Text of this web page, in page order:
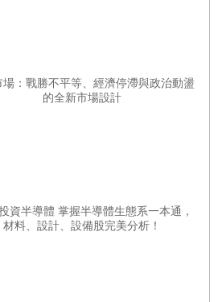
態，而不是往內看。我們平日被種
一定程度上取決於個人的主觀品
美妙使得遊戲與其他媒體不同，玩
周遭環境裡，不必乖乖順從劇本
過電腦鍵盤、塑膠代幣或肢體運
只需一個單一的互動，就能讓旁觀
玩家。
我們有義務讓這樣的決策過程變得
沒有這麼容易。例如我不會誇下海
中午要吃什麼，就一定能做出一款
場：戰勝不平等、經濟停滯與政治動盪
的全新市場設計
資半導體 掌握半導體生態系一本通，
材料、設計、設備股完美分析！